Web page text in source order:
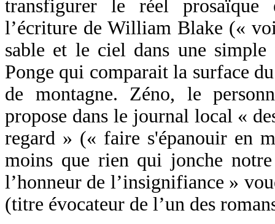
transfigurer le réel prosaïque
l’écriture de William Blake («
sable et le ciel dans une
Ponge qui comparait la surface
de montagne. Zéno, le
propose dans le journal local «
regard » (« faire s'épanouir en
moins que rien qui jonche
l’honneur de l’insignifiance »
(titre évocateur de l’un des